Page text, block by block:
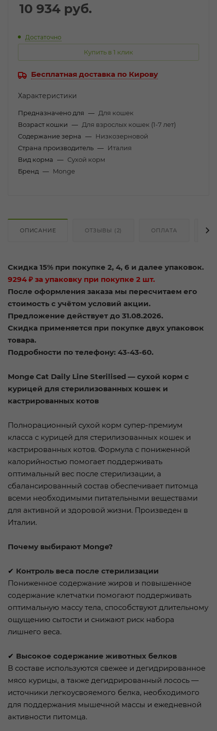
10 934 руб.
Достаточно
Купить в 1 клик
Бесплатная доставка по Кирову
Характеристики
Предназначено для — Для кошек
Возраст кошки — Для взрослых кошек (1-7 лет)
Содержание зерна — Низкозерновой
Страна производитель — Италия
Вид корма — Сухой корм
Бренд — Monge
ОПИСАНИЕ ОТЗЫВЫ (2) ОПЛАТА
Скидка 15% при покупке 2, 4, 6 и далее упаковок.
9294 ₽ за упаковку при покупке 2 шт.
После оформления заказа мы пересчитаем его
стоимость с учётом условий акции.
Предложение действует до 31.08.2026.
Скидка применяется при покупке двух упаковок
товара.
Подробности по телефону: 43-43-60.
Monge Cat Daily Line Sterilised — сухой корм с
курицей для стерилизованных кошек и
кастрированных котов
Полнорационный сухой корм супер-премиум
класса с курицей для стерилизованных кошек и
кастрированных котов. Формула с пониженной
калорийностью помогает поддерживать
оптимальный вес после стерилизации, а
сбалансированный состав обеспечивает питомца
всеми необходимыми питательными веществами
для активной и здоровой жизни. Произведен в
Италии.
Почему выбирают Monge?
✔ Контроль веса после стерилизации
Пониженное содержание жиров и повышенное
содержание клетчатки помогают поддерживать
оптимальную массу тела, способствуют длительному
ощущению сытости и снижают риск набора
лишнего веса.
✔ Высокое содержание животных белков
В составе используются свежее и дегидрированное
мясо курицы, а также дегидрированный лосось —
источники легкоусвояемого белка, необходимого
для поддержания мышечной массы и ежедневной
активности питомца.